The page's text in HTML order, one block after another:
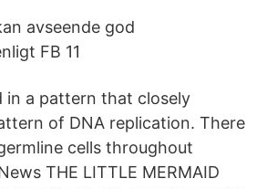
avseende god
FB 11
in a pattern that closely
of DNA replication. There
cells throughout
THE LITTLE MERMAID